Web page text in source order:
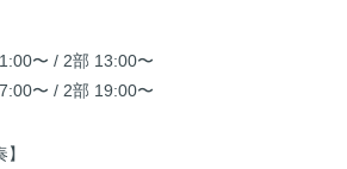
〜 / 2部 13:00〜
〜 / 2部 19:00〜